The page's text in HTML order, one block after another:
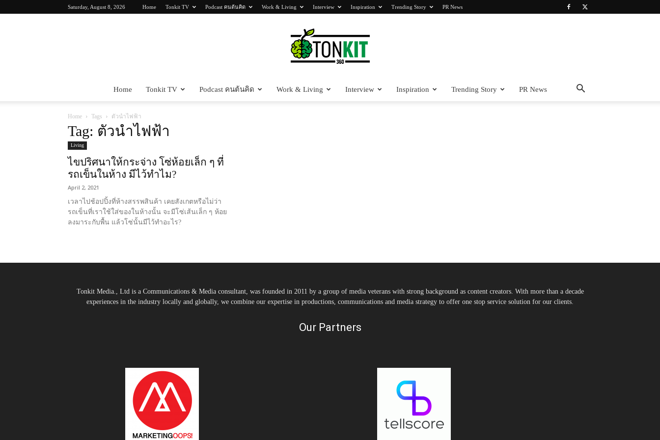
Saturday, August 8, 2026 Home Tonkit TV Podcast คนต้นคิด Work & Living Interview Inspiration Trending Story PR News
Home Tonkit TV Podcast คนต้นคิด Work & Living Interview Inspiration Trending Story PR News
Home Tags ตัวนำไฟฟ้า
Tag: ตัวนำไฟฟ้า
Living
ไขปริศนาให้กระจ่าง โซ่ห้อยเล็ก ๆ ที่
รถเข็นในห้าง มีไว้ทำไม?
April 2, 2021
เวลาไปช้อปปิ้งที่ห้างสรรพสินค้า เคยสังเกตหรือไม่ว่า
รถเข็นที่เราใช้ใส่ของในห้างนั้น จะมีโซ่เส้นเล็ก ๆ ห้อย
ลงมาระกับพื้น แล้วโซ่นั้นมีไว้ทำอะไร?
Tonkit Media., Ltd is a Communications & Media consultant, was founded in 2011 by a group of media veterans with strong background as content creators. With more than a decade
experiences in the industry locally and globally, we combine our expertise in productions, communications and media strategy to offer one stop service solution for our clients.
Our Partners